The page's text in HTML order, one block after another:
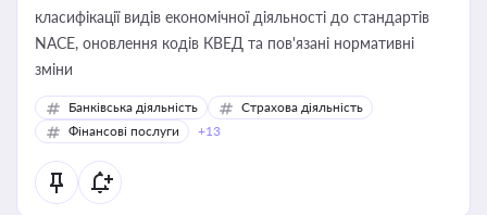
класифікації видів економічної діяльності до стандартів
NACE, оновлення кодів КВЕД та пов'язані нормативні
зміни
Банківська діяльність
Страхова діяльність
Фінансові послуги
+13